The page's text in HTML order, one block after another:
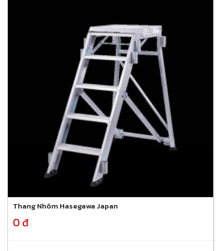
Thang Nhôm Hasegawa Japan
0 đ